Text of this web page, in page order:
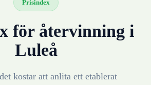
Prisindex
för återvinning i
Luleå
kostar att anlita ett etablerat